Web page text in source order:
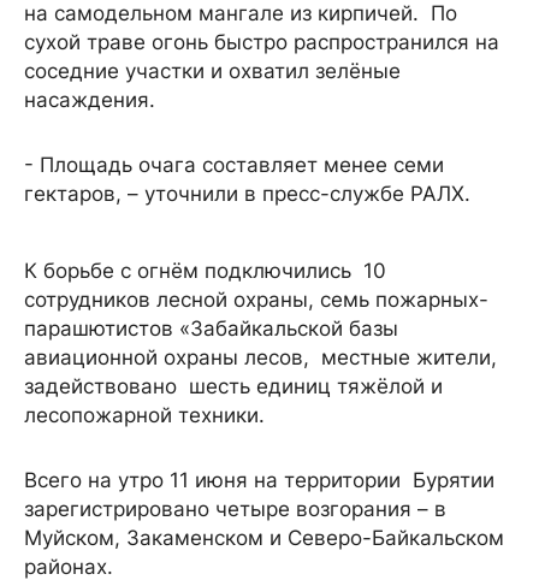
на самодельном мангале из кирпичей. По
сухой траве огонь быстро распространился на
соседние участки и охватил зелёные
насаждения.
- Площадь очага составляет менее семи
гектаров, – уточнили в пресс-службе РАЛХ.
К борьбе с огнём подключились 10
сотрудников лесной охраны, семь пожарных-
парашютистов «Забайкальской базы
авиационной охраны лесов, местные жители,
задействовано шесть единиц тяжёлой и
лесопожарной техники.
Всего на утро 11 июня на территории Бурятии
зарегистрировано четыре возгорания – в
Муйском, Закаменском и Северо-Байкальском
районах.